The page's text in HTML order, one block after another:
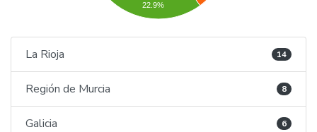
22.9%
La Rioja 14
Región de Murcia 8
Galicia 6